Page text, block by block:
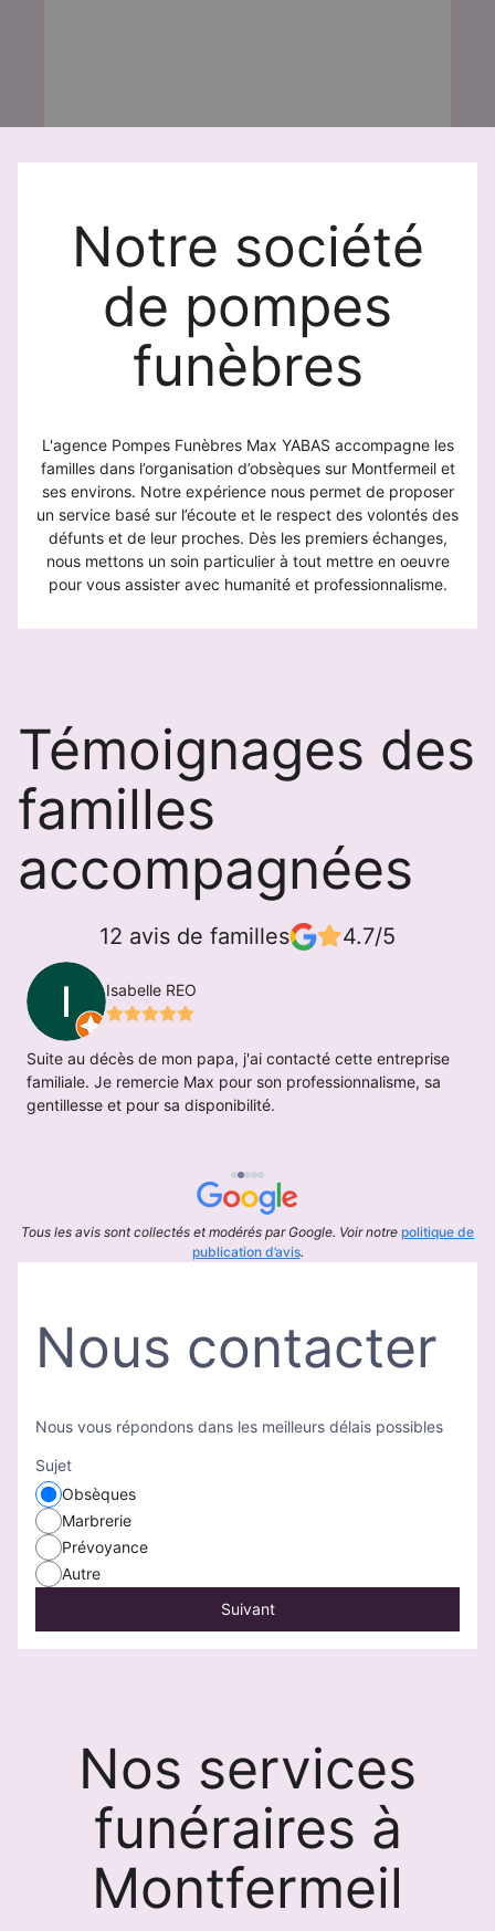
Notre société
de pompes
funèbres
L'agence Pompes Funèbres Max YABAS accompagne les
familles dans l’organisation d’obsèques sur Montfermeil et
ses environs. Notre expérience nous permet de proposer
un service basé sur l’écoute et le respect des volontés des
défunts et de leur proches. Dès les premiers échanges,
nous mettons un soin particulier à tout mettre en oeuvre
pour vous assister avec humanité et professionnalisme.
Témoignages des
familles
accompagnées
12 avis de familles 4.7/5
Isabelle REO
Suite au décès de mon papa, j'ai contacté cette entreprise
familiale. Je remercie Max pour son professionnalisme, sa
gentillesse et pour sa disponibilité.
Tous les avis sont collectés et modérés par Google. Voir notre politique de
publication d’avis.
Nous contacter
Nous vous répondons dans les meilleurs délais possibles
Sujet
Obsèques
Marbrerie
Prévoyance
Autre
Suivant
Nos services
funéraires à
Montfermeil